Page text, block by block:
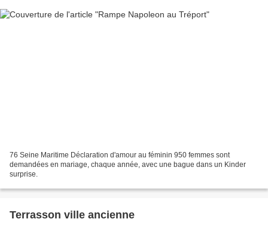
76 Seine Maritime Déclaration d'amour au féminin 950 femmes sont
demandées en mariage, chaque année, avec une bague dans un Kinder
surprise.
Terrasson ville ancienne